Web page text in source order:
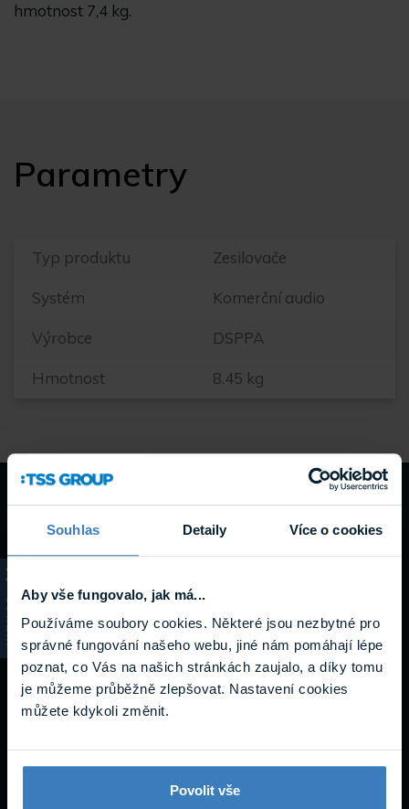
Souhlas Detaily Více o cookies
Aby vše fungovalo, jak má...
Používáme soubory cookies. Některé jsou nezbytné pro
správné fungování našeho webu, jiné nám pomáhají lépe
poznat, co Vás na našich stránkách zaujalo, a díky tomu
je můžeme průběžně zlepšovat. Nastavení cookies
můžete kdykoli změnit.
Povolit vše
KATALOG
hmotnost 7,4 kg.
Parametry
Typ produktu Zesilovače
Systém Komerční audio
Výrobce DSPPA
Hmotnost 8.45 kg
Návody a
podpora
Datasheety